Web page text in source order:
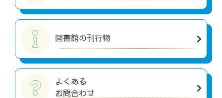
図書館の刊行物
よくある
お問合わせ